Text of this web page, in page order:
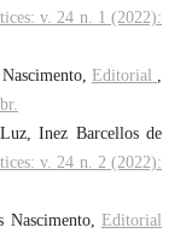
v. 24 n. 1 (2022):
Editorial ,
Inez Barcellos de
v. 24 n. 2 (2022):
Nascimento, Editorial